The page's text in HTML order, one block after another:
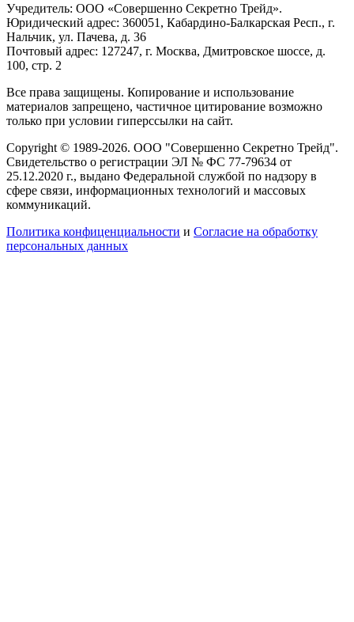
Учредитель: ООО «Совершенно Секретно Трейд».
Юридический адрес: 360051, Кабардино-Балкарская Респ., г.
Нальчик, ул. Пачева, д. 36
Почтовый адрес: 127247, г. Москва, Дмитровское шоссе, д.
100, стр. 2
Все права защищены. Копирование и использование
материалов запрещено, частичное цитирование возможно
только при условии гиперссылки на сайт.
Copyright © 1989-2026. ООО "Совершенно Секретно Трейд".
Свидетельство о регистрации ЭЛ № ФС 77-79634 от
25.12.2020 г., выдано Федеральной службой по надзору в
сфере связи, информационных технологий и массовых
коммуникаций.
Политика конфиценциальности и Согласие на обработку
персональных данных